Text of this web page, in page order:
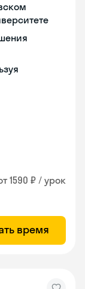
1590 ₽ / урок
время